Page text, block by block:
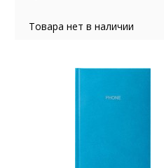
Товара нет в наличии